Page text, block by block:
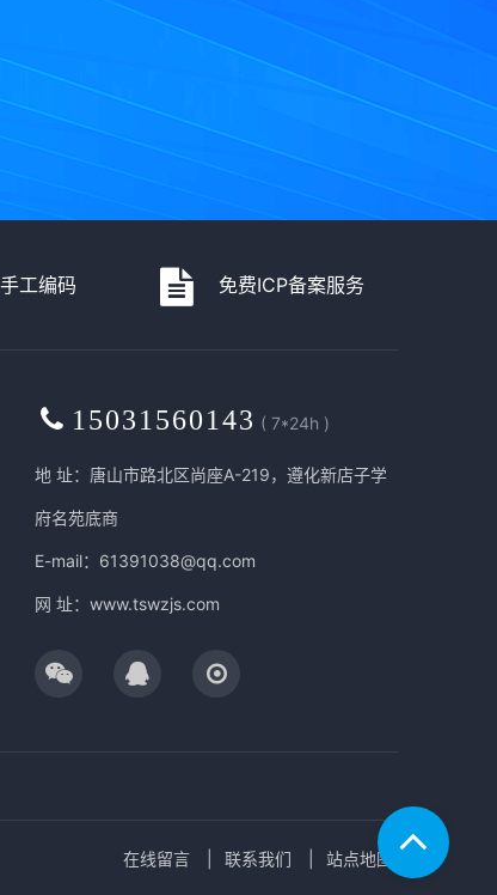
工编码 免费ICP备案服务
15031560143 ( 7*24h )
地 址：唐山市路北区尚座A-219，遵化新店子学
府名苑底商
E-mail：61391038@qq.com
网 址：www.tswzjs.com
在线留言 联系我们 站点地图